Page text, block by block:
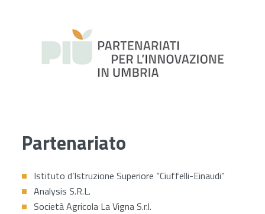
Partenariato
Istituto d’Istruzione Superiore “Ciuffelli-Einaudi”
Analysis S.R.L.
Società Agricola La Vigna S.r.l.